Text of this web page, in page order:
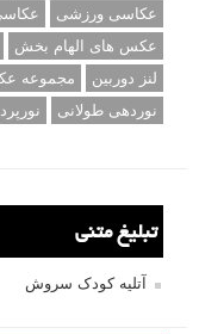
عکاسی ورزشی
عکس های الهام بخش
لنز دوربین
مجموعه
نوردهی طولانی
تبلیغ متنی
آتلیه کودک سروش